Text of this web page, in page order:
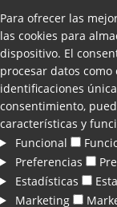
Para ofrecer las
las cookies para
dispositivo. El
procesar datos
identificaciones
consentimiento,
características y
Funcional
Preferencias
Estadísticas
Marketing